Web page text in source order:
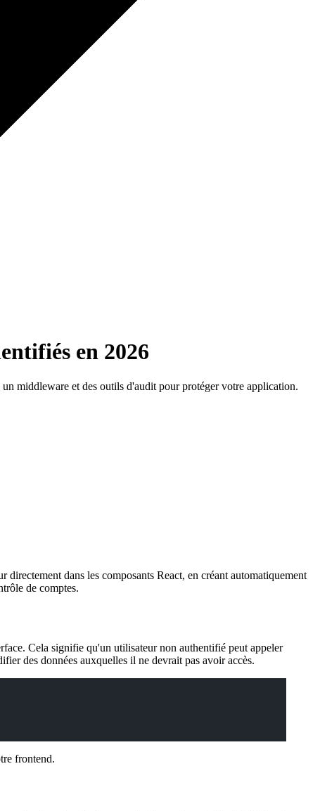
en 2026
middleware et des outils d'audit pour protéger votre application.
dans les composants React, en créant automatiquement
de comptes.
Cela signifie qu'un utilisateur non authentifié peut appeler
des données auxquelles il ne devrait pas avoir accès.
frontend.